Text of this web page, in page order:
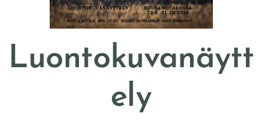
Luontokuvanäytt
ely